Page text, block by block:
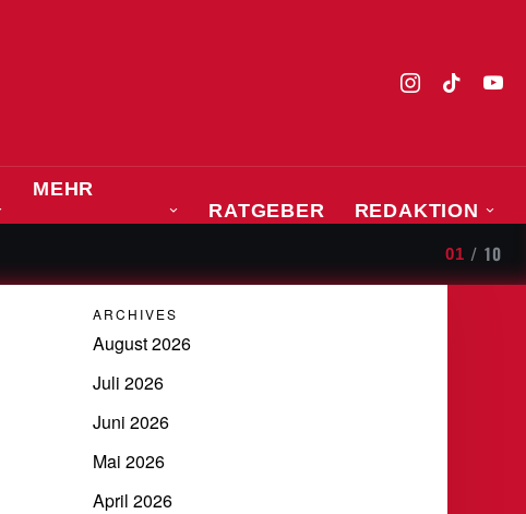
MEHR
RATGEBER REDAKTION
01 / 10
ARCHIVES
August 2026
Juli 2026
Juni 2026
Mai 2026
April 2026